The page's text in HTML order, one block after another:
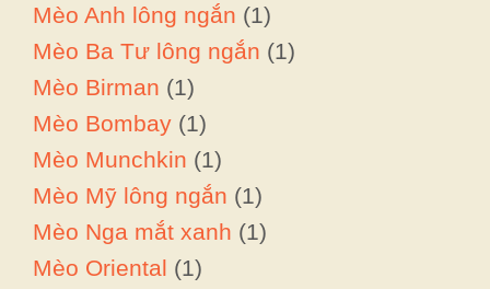
Mèo Anh lông ngắn (1)
Mèo Ba Tư lông ngắn (1)
Mèo Birman (1)
Mèo Bombay (1)
Mèo Munchkin (1)
Mèo Mỹ lông ngắn (1)
Mèo Nga mắt xanh (1)
Mèo Oriental (1)